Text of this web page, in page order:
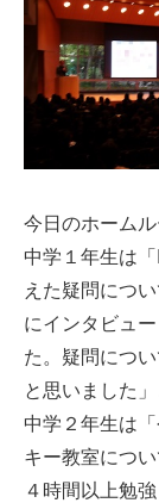
今日のホームル
中学１年生は
えた疑問につ
にインタビュ
た。疑問につ
と思いました」
中学２年生は
キー教室につ
４時間以上勉